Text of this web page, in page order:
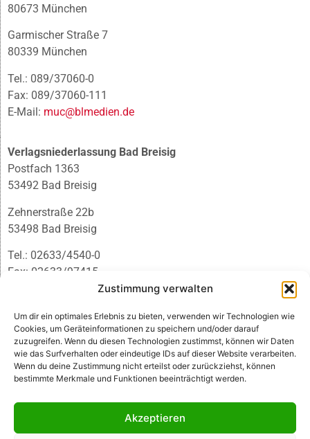
Zustimmung verwalten
Um dir ein optimales Erlebnis zu bieten, verwenden wir Technologien wie
Cookies, um Geräteinformationen zu speichern und/oder darauf
zuzugreifen. Wenn du diesen Technologien zustimmst, können wir Daten
wie das Surfverhalten oder eindeutige IDs auf dieser Website verarbeiten.
Wenn du deine Zustimmung nicht erteilst oder zurückziehst, können
bestimmte Merkmale und Funktionen beeinträchtigt werden.
Akzeptieren
80673 München
Garmischer Straße 7
80339 München
Tel.: 089/37060-0
Fax: 089/37060-111
E-Mail: muc@blmedien.de
Verlagsniederlassung Bad Breisig
Postfach 1363
53492 Bad Breisig
Zehnerstraße 22b
53498 Bad Breisig
Tel.: 02633/4540-0
Fax: 02633/97415
infobb@blmedien.de